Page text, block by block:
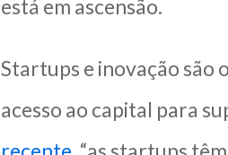
está em ascensão.
Startups e inovação são
acesso ao capital para